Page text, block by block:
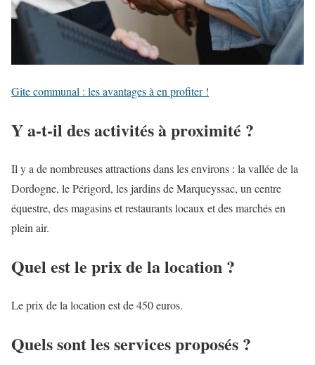
Gite communal : les avantages à en profiter !
Y a-t-il des activités à proximité ?
Il y a de nombreuses attractions dans les environs : la vallée de la
Dordogne, le Périgord, les jardins de Marqueyssac, un centre
équestre, des magasins et restaurants locaux et des marchés en
plein air.
Quel est le prix de la location ?
Le prix de la location est de 450 euros.
Quels sont les services proposés ?